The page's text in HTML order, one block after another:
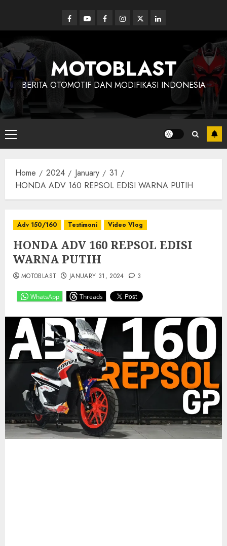
content
Facebook
YoutubeFacebookInstagram
Twitterlinkedin
MOTOBLAST
BERITA OTOMOTIF DAN MODIFIKASI INDONESIA
Primary
Menu
Home 2024 January
31
HONDA ADV 160 REPSOL EDISI WARNA PUTIH
Adv 150/160 Testimoni Video Vlog
HONDA ADV 160 REPSOL EDISI
WARNA PUTIH
WhatsApp Threads
MOTOBLAST JANUARY 31, 2024 3